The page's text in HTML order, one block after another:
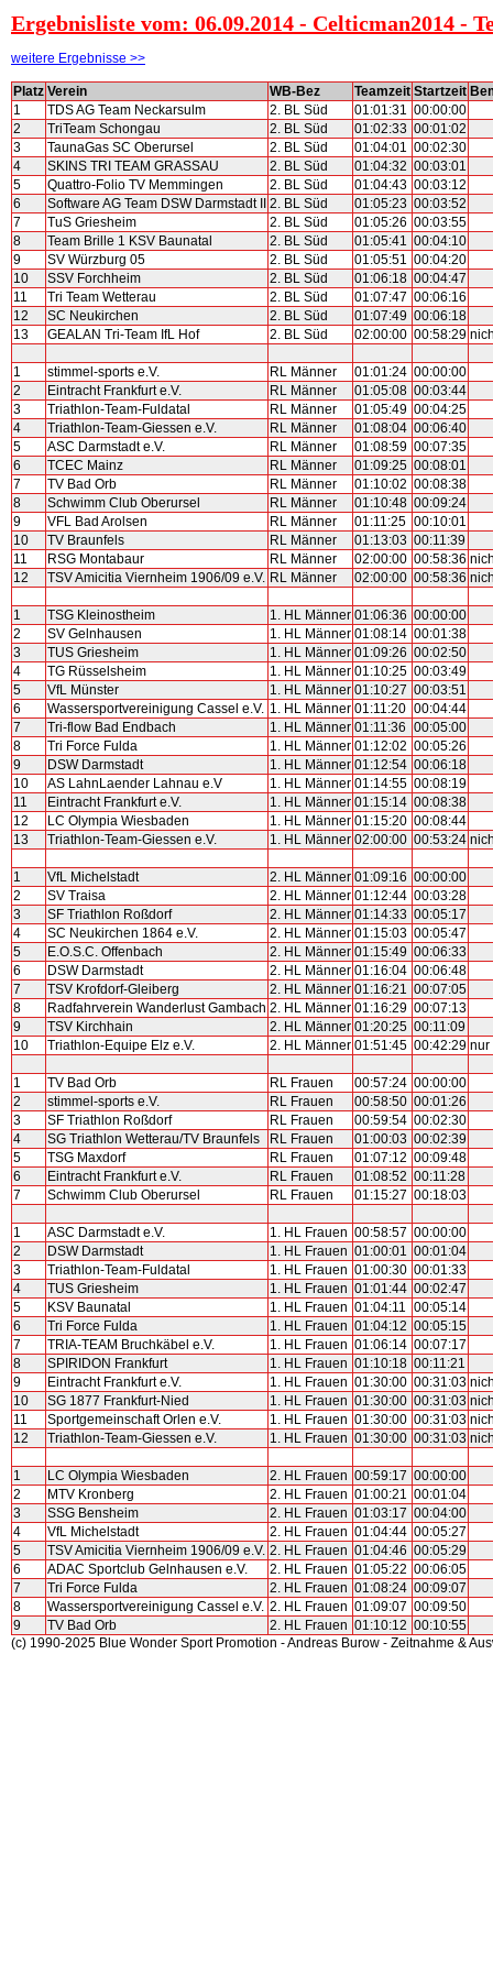
Ergebnisliste vom: 06.09.2014 - Celticman2014 -
weitere Ergebnisse >>
Platz Verein WB-Bez Teamzeit Startzeit
1
TDS AG Team Neckarsulm 2. BL Süd 01:01:31 00:00:00
2
TriTeam Schongau 2. BL Süd 01:02:33 00:01:02
3
TaunaGas SC Oberursel 2. BL Süd 01:04:01 00:02:30
4
SKINS TRI TEAM GRASSAU 2. BL Süd 01:04:32 00:03:01
5
Quattro-Folio TV Memmingen 2. BL Süd 01:04:43 00:03:12
6
Software AG Team DSW Darmstadt II 2. BL Süd 01:05:23 00:03:52
7
TuS Griesheim 2. BL Süd 01:05:26 00:03:55
8
Team Brille 1 KSV Baunatal 2. BL Süd 01:05:41 00:04:10
9
SV Würzburg 05 2. BL Süd 01:05:51 00:04:20
10
SSV Forchheim 2. BL Süd 01:06:18 00:04:47
11
Tri Team Wetterau 2. BL Süd 01:07:47 00:06:16
12
SC Neukirchen 2. BL Süd 01:07:49 00:06:18
13
GEALAN Tri-Team IfL Hof 2. BL Süd 02:00:00 00:58:29
1 stimmel-sports e.V. RL Männer 01:01:24 00:00:00
2
Eintracht Frankfurt e.V. RL Männer 01:05:08 00:03:44
3
Triathlon-Team-Fuldatal RL Männer 01:05:49 00:04:25
4
Triathlon-Team-Giessen e.V. RL Männer 01:08:04 00:06:40
5
ASC Darmstadt e.V. RL Männer 01:08:59 00:07:35
6
TCEC Mainz RL Männer 01:09:25 00:08:01
7
TV Bad Orb RL Männer 01:10:02 00:08:38
8
Schwimm Club Oberursel RL Männer 01:10:48 00:09:24
9
VFL Bad Arolsen RL Männer 01:11:25 00:10:01
10
TV Braunfels RL Männer 01:13:03 00:11:39
11
RSG Montabaur RL Männer 02:00:00 00:58:36
12
TSV Amicitia Viernheim 1906/09 e.V. RL Männer 02:00:00 00:58:36
1 TSG Kleinostheim 1. HL Männer 01:06:36 00:00:00
2
SV Gelnhausen 1. HL Männer 01:08:14 00:01:38
3
TUS Griesheim 1. HL Männer 01:09:26 00:02:50
4
TG Rüsselsheim 1. HL Männer 01:10:25 00:03:49
5
VfL Münster 1. HL Männer 01:10:27 00:03:51
6
Wassersportvereinigung Cassel e.V. 1. HL Männer 01:11:20 00:04:44
7
Tri-flow Bad Endbach 1. HL Männer 01:11:36 00:05:00
8
Tri Force Fulda 1. HL Männer 01:12:02 00:05:26
9
DSW Darmstadt 1. HL Männer 01:12:54 00:06:18
10
AS LahnLaender Lahnau e.V 1. HL Männer 01:14:55 00:08:19
11
Eintracht Frankfurt e.V. 1. HL Männer 01:15:14 00:08:38
12
LC Olympia Wiesbaden 1. HL Männer 01:15:20 00:08:44
13
Triathlon-Team-Giessen e.V. 1. HL Männer 02:00:00 00:53:24
1 VfL Michelstadt 2. HL Männer 01:09:16 00:00:00
2
SV Traisa 2. HL Männer 01:12:44 00:03:28
3
SF Triathlon Roßdorf 2. HL Männer 01:14:33 00:05:17
4
SC Neukirchen 1864 e.V. 2. HL Männer 01:15:03 00:05:47
5
E.O.S.C. Offenbach 2. HL Männer 01:15:49 00:06:33
6
DSW Darmstadt 2. HL Männer 01:16:04 00:06:48
7
TSV Krofdorf-Gleiberg 2. HL Männer 01:16:21 00:07:05
8
Radfahrverein Wanderlust Gambach 2. HL Männer 01:16:29 00:07:13
9
TSV Kirchhain 2. HL Männer 01:20:25 00:11:09
10
Triathlon-Equipe Elz e.V. 2. HL Männer 01:51:45 00:42:29 nur
1 TV Bad Orb RL Frauen 00:57:24 00:00:00
2
stimmel-sports e.V. RL Frauen 00:58:50 00:01:26
3
SF Triathlon Roßdorf RL Frauen 00:59:54 00:02:30
4
SG Triathlon Wetterau/TV Braunfels RL Frauen 01:00:03 00:02:39
5
TSG Maxdorf RL Frauen 01:07:12 00:09:48
6
Eintracht Frankfurt e.V. RL Frauen 01:08:52 00:11:28
7
Schwimm Club Oberursel RL Frauen 01:15:27 00:18:03
1 ASC Darmstadt e.V. 1. HL Frauen 00:58:57 00:00:00
2
DSW Darmstadt 1. HL Frauen 01:00:01 00:01:04
3
Triathlon-Team-Fuldatal 1. HL Frauen 01:00:30 00:01:33
4
TUS Griesheim 1. HL Frauen 01:01:44 00:02:47
5
KSV Baunatal 1. HL Frauen 01:04:11 00:05:14
6
Tri Force Fulda 1. HL Frauen 01:04:12 00:05:15
7
TRIA-TEAM Bruchkäbel e.V. 1. HL Frauen 01:06:14 00:07:17
8
SPIRIDON Frankfurt 1. HL Frauen 01:10:18 00:11:21
9
Eintracht Frankfurt e.V. 1. HL Frauen 01:30:00 00:31:03
10
SG 1877 Frankfurt-Nied 1. HL Frauen 01:30:00 00:31:03
11
Sportgemeinschaft Orlen e.V. 1. HL Frauen 01:30:00 00:31:03
12
Triathlon-Team-Giessen e.V. 1. HL Frauen 01:30:00 00:31:03
1 LC Olympia Wiesbaden 2. HL Frauen 00:59:17 00:00:00
2
MTV Kronberg 2. HL Frauen 01:00:21 00:01:04
3
SSG Bensheim 2. HL Frauen 01:03:17 00:04:00
4
VfL Michelstadt 2. HL Frauen 01:04:44 00:05:27
5
TSV Amicitia Viernheim 1906/09 e.V. 2. HL Frauen 01:04:46 00:05:29
6
ADAC Sportclub Gelnhausen e.V. 2. HL Frauen 01:05:22 00:06:05
7
Tri Force Fulda 2. HL Frauen 01:08:24 00:09:07
8
Wassersportvereinigung Cassel e.V. 2. HL Frauen 01:09:07 00:09:50
9
TV Bad Orb 2. HL Frauen 01:10:12 00:10:55
(c) 1990-2025 Blue Wonder Sport Promotion - Andreas Burow - Zeitnahme &